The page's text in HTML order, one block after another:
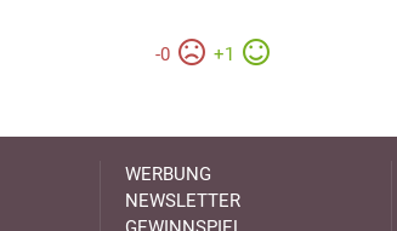
-0 +1
WERBUNG
NEWSLETTER